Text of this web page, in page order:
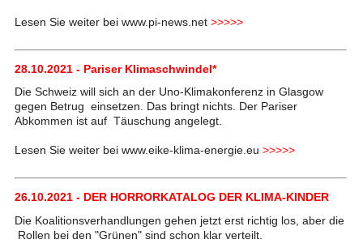
Lesen Sie weiter bei www.pi-news.net >>>>>
28.10.2021 - Pariser Klimaschwindel*
Die Schweiz will sich an der Uno-Klimakonferenz in Glasgow
gegen Betrug einsetzen. Das bringt nichts. Der Pariser
Abkommen ist auf Täuschung angelegt.
Lesen Sie weiter bei www.eike-klima-energie.eu >>>>>
26.10.2021 - DER HORRORKATALOG DER KLIMA-KINDER
Die Koalitionsverhandlungen gehen jetzt erst richtig los, aber die
Rollen bei den "Grünen" sind schon klar verteilt.